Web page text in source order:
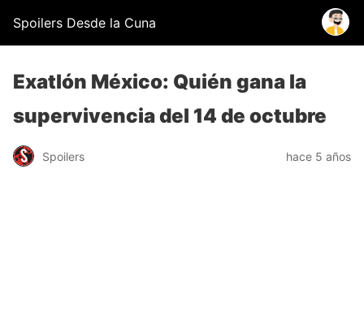
Spoilers Desde la Cuna
Exatlón México: Quién gana la
supervivencia del 14 de octubre
Spoilers hace 5 años